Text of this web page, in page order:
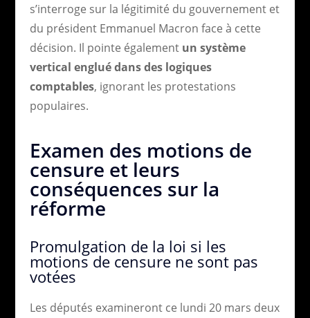
s’interroge sur la légitimité du gouvernement et
du président Emmanuel Macron face à cette
décision. Il pointe également un système
vertical englué dans des logiques
comptables, ignorant les protestations
populaires.
Examen des motions de
censure et leurs
conséquences sur la
réforme
Promulgation de la loi si les
motions de censure ne sont pas
votées
Les députés examineront ce lundi 20 mars deux